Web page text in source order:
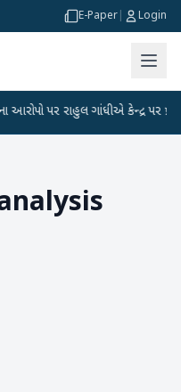
E-Paper Login
પર રાહુલ ગાંધીએ કેન્દ્ર પર પ્રહાર